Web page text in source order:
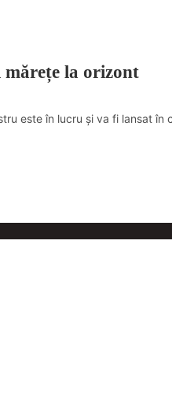
la orizont
este în lucru și va fi lansat în